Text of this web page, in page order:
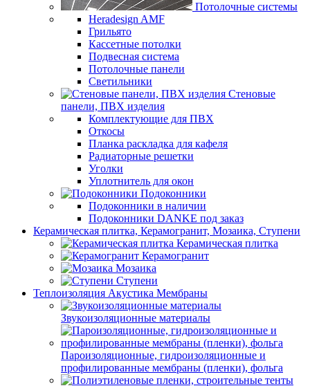
Потолочные системы
Heradesign AMF
Грильято
Кассетные потолки
Подвесная система
Потолочные панели
Светильники
Стеновые
панели, ПВХ изделия
Комплектующие для ПВХ
Откосы
Планка раскладка для кафеля
Радиаторные решетки
Уголки
Уплотнитель для окон
Подоконники
Подоконники в наличии
Подоконники DANKE под заказ
Керамическая плитка, Керамогранит, Мозаика, Ступени
Керамическая плитка
Керамогранит
Мозаика
Ступени
Теплоизоляция Акустика Мембраны
Звукоизоляционные материалы
Пароизоляционные, гидроизоляционные и
профилированные мембраны (пленки), фольга